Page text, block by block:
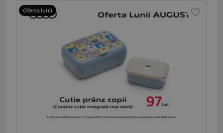
Oferta lunii